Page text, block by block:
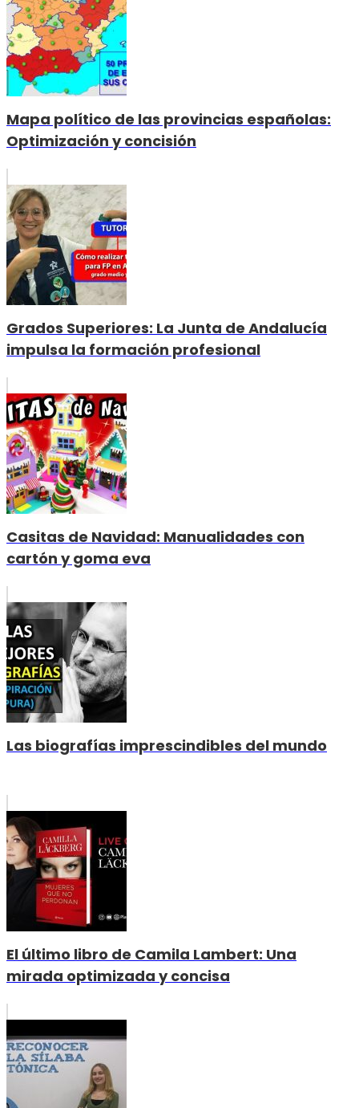
Mapa político de las provincias españolas:
Optimización y concisión
Grados Superiores: La Junta de Andalucía
impulsa la formación profesional
Casitas de Navidad: Manualidades con
cartón y goma eva
Las biografías imprescindibles del mundo
El último libro de Camila Lambert: Una
mirada optimizada y concisa